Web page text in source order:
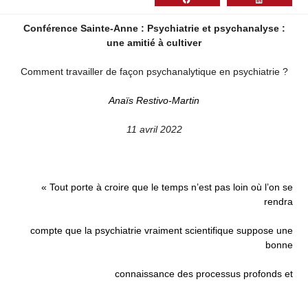
Conférence Sainte-Anne : Psychiatrie et psychanalyse :
une amitié à cultiver
Comment travailler de façon psychanalytique en psychiatrie ?
Anaïs Restivo-Martin
11 avril 2022
« Tout porte à croire que le temps n’est pas loin où l’on se
rendra
compte que la psychiatrie vraiment scientifique suppose une
bonne
connaissance des processus profonds et